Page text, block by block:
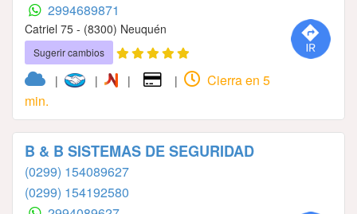
2994689871
Catriel 75 - (8300) Neuquén
Sugerir cambios
| | | |
Cierra en 5
min.
B & B SISTEMAS DE SEGURIDAD
(0299) 154089627
(0299) 154192580